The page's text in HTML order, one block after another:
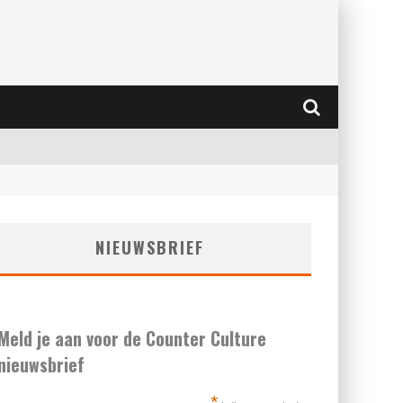
NIEUWSBRIEF
je aan voor de Counter Culture